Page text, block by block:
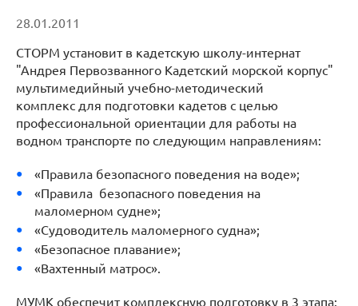
28.01.2011
СТОРМ установит в кадетскую школу-интернат
"Андрея Первозванного Кадетский морской корпус"
мультимедийный учебно-методический
комплекс для подготовки кадетов с целью
профессиональной ориентации для работы на
водном транспорте по следующим направлениям:
«Правила безопасного поведения на воде»;
«Правила безопасного поведения на
маломерном судне»;
«Судоводитель маломерного судна»;
«Безопасное плавание»;
«Вахтенный матрос».
МУМК обеспечит комплексную подготовку в 3 этапа: